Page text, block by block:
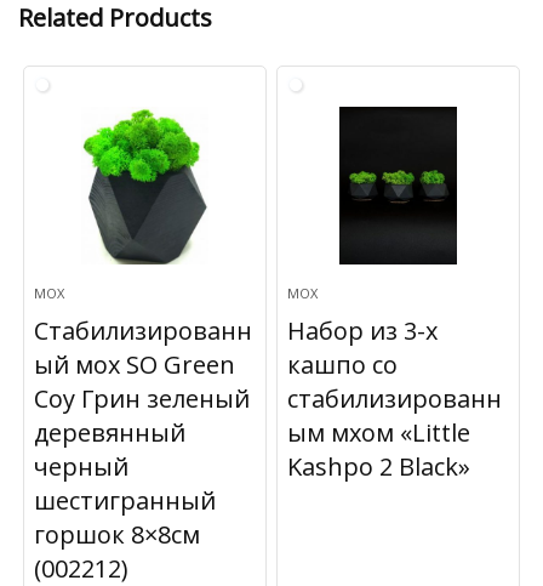
Related Products
МОХ
Стабилизированн
ый мох SO Green
Соу Грин зеленый
деревянный
черный
шестигранный
горшок 8×8см
(002212)
МОХ
Набор из 3-х
кашпо со
стабилизированн
ым мхом «Little
Kashpo 2 Black»